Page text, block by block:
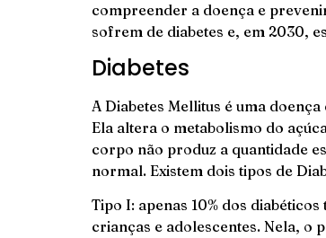
compreender a doença e
sofrem de diabetes e, em 2030,
Diabetes
A Diabetes Mellitus é uma
Ela altera o metabolismo do
corpo não produz a quantidade
normal. Existem dois tipos de
Tipo I: apenas 10% dos
crianças e adolescentes. Nela, o